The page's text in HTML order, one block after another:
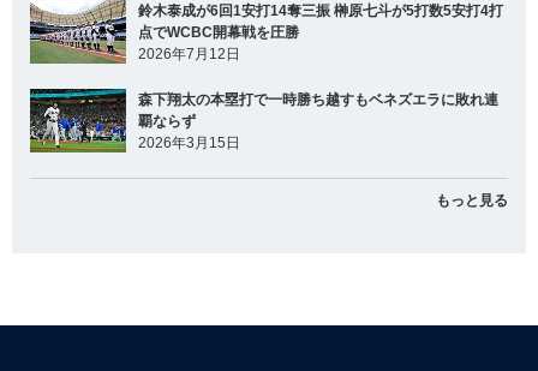
鈴木泰成が6回1安打14奪三振 榊原七斗が5打数5安打4打
点でWCBC開幕戦を圧勝
2026年7月12日
森下翔太の本塁打で一時勝ち越すもベネズエラに敗れ連
覇ならず
2026年3月15日
もっと見る